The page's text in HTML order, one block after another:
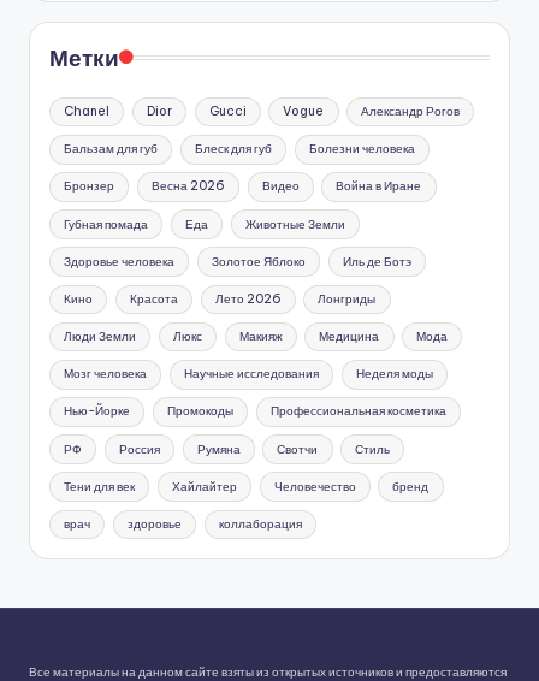
Метки
Chanel Dior Gucci Vogue Александр Рогов
Бальзам для губ Блеск для губ Болезни человека
Бронзер Весна 2026 Видео Война в Иране
Губная помада Еда Животные Земли
Здоровье человека Золотое Яблоко Иль де Ботэ
Кино Красота Лето 2026 Лонгриды
Люди Земли Люкс Макияж Медицина Мода
Мозг человека Научные исследования Неделя моды
Нью-Йорке Промокоды Профессиональная косметика
РФ Россия Румяна Свотчи Стиль
Тени для век Хайлайтер Человечество бренд
врач здоровье коллаборация
Все материалы на данном сайте взяты из открытых источников и предоставляются